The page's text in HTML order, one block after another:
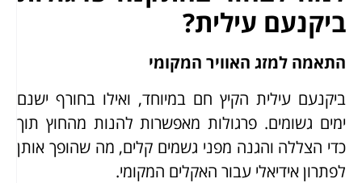
ביקנעם עילית?
התאמה למזג האוויר המקומי
ביקנעם עילית הקיץ חם במיוחד, ואילו בחורף ישנם
ימים גשומים. פרגולות מאפשרות להנות מהחוץ תוך
כדי הצללה והגנה מפני גשמים קלים, מה שהופך אותן
לפתרון אידיאלי עבור האקלים המקומי.